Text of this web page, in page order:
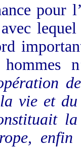
pour
vie et